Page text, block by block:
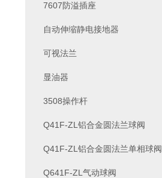
7607防溢插座
自动伸缩静电接地器
可视法兰
显油器
3508操作杆
Q41F-ZL铝合金圆法兰球阀
Q41F-ZL铝合金圆法兰单相球阀
Q641F-ZL气动球阀